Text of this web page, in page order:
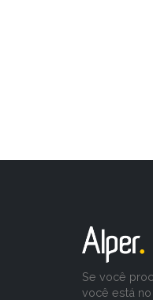
Se você
você está